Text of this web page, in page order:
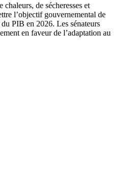
de sécheresses et
l’objectif gouvernemental de
PIB en 2026. Les sénateurs
en faveur de l’adaptation au